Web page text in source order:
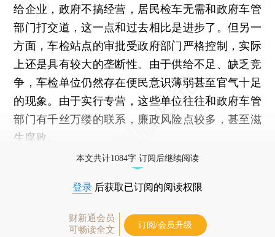
给企业，政府不搞经营，居民检车无需和政府车管
部门打交道，这一点和过去相比是进步了。但另一
方面，车检站点的审批受政府部门严格控制，实际
上还是具有较大的垄断性。由于供给不足、缺乏竞
争，车检单位仍然存在便民意识薄弱甚至官气十足
的现象。由于实行专营，这些单位往往和政府车管
部门有千丝万缕的联系，廉政风险点较多，甚至滋
生腐败。
本文共计1084字 订阅后继续阅读
登录 后获取已订阅的阅读权限
财新通会员
可畅读全文
订阅/会员升级